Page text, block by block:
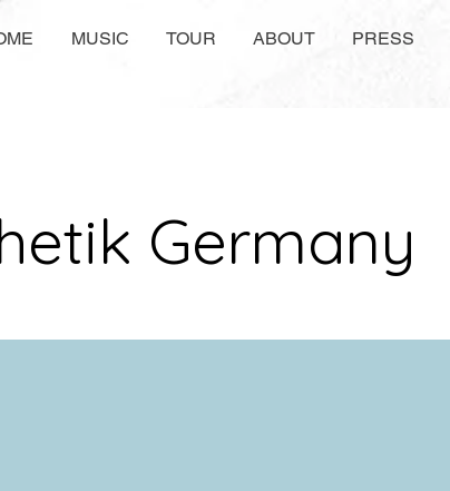
MUSIC TOUR ABOUT PRESS
Germany